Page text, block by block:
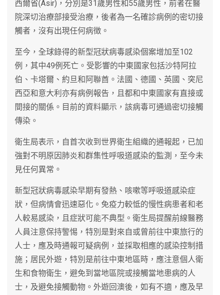
西爾省(Asir)，分別是31歲男性和55歲男性，前者在醫
院深切治療部接受治療，後者為一名確診病例的密切接
觸者，沒有出現任何病徴。
至今，全球錄得的新型冠狀病毒感染個案增加至102
例，其中49例死亡。受影響的中東國家包括沙特阿拉
伯、卡塔爾、約旦和阿聯酋。法國、德國、英國、突尼
西亞和意大利亦有病例報告，且都和中東國家有直接或
間接的關係。目前的資料顯示，該病毒可通過密切接觸
傳染。
衛生局表示，自首次收到世界衛生組織的通報起，已加
強對不明原因肺炎和群集性呼吸道感染的監測，至今未
見任何異常。
新型冠狀病毒感染早期有發熱、咳嗽等呼吸道感染症
狀，但病情會迅速惡化。免疫力較怟的慢性病患者和老
人較易感染，且症狀可能不典型。衛生局提醒前線醫務
人員注意保持警惕，特別是對來自或曾前往中東旅行的
人士，應及時通報可疑病例，並採取相應的感染控制措
施；居民外遊，特別是前往中東地區時，應注意個人衛
生和食物衛生，避免到當地區院或接觸當地患病的人
士，及避免接觸動物。外遊回澳後，如有不適，應及早